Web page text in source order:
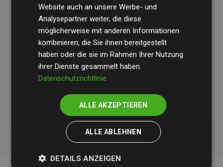
Klimawirkung und Transparenz. Weitere
Informationen zu den einzelnen Projekten finden
Sie hier.
Initiative Websites, die Klimaprojekte unterstützen
Website auch an unsere Werbe- und
Analysepartner weiter, die diese
möglicherweise mit anderen Informationen
kombinieren, die Sie ihnen bereitgestellt
haben oder die sie im Rahmen Ihrer Nutzung
ihrer Dienste gesammelt haben.
Datenschutzrichtlinie
ALLE AKZEPTIEREN
ALLE ABLEHNEN
DETAILS ANZEIGEN